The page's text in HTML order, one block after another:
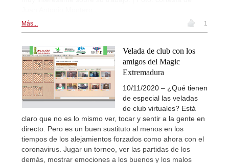
Más... 1
Velada de club con los
amigos del Magic
Extremadura
10/11/2020 – ¿Qué tienen
de especial las veladas
de club virtuales? Está
claro que no es lo mismo ver, tocar y sentir a la gente en
directo. Pero es un buen sustituto al menos en los
tiempos de los alejamientos forzados como ahora con el
coronavirus. Jugar un torneo, ver las partidas de los
demás, mostrar emociones a los buenos y los malos